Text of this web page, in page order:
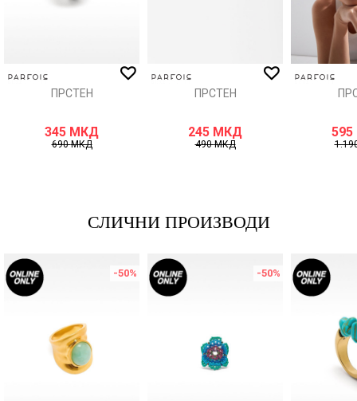
ПРСТЕН
345 МКД
690МКД
ПРСТЕН
245 МКД
490МКД
595
СЛИЧНИ ПРОИЗВОДИ
-50% -50%